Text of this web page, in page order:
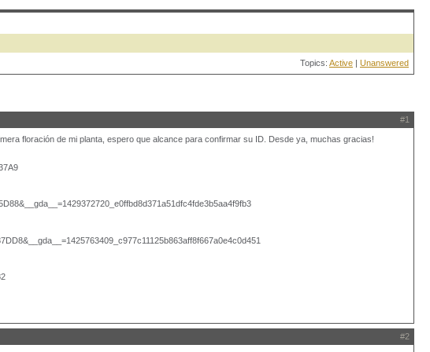
Topics: Active | Unanswered
#1
floración de mi planta, espero que alcance para confirmar su ID. Desde ya, muchas gracias!
#2